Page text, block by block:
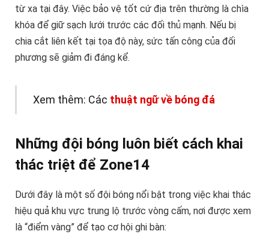
từ xa tại đây. Việc bảo vệ tốt cứ địa trên thường là chìa
khóa để giữ sạch lưới trước các đối thủ mạnh. Nếu bị
chia cắt liên kết tại tọa độ này, sức tấn công của đối
phương sẽ giảm đi đáng kể.
Xem thêm: Các thuật ngữ về bóng đá
Những đội bóng luôn biết cách khai
thác triệt để Zone14
Dưới đây là một số đội bóng nổi bật trong việc khai thác
hiệu quả khu vực trung lộ trước vòng cấm, nơi được xem
là “điểm vàng” để tạo cơ hội ghi bàn: